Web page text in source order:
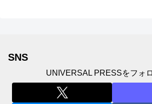
SNS
UNIVERSAL PRESSをフォ